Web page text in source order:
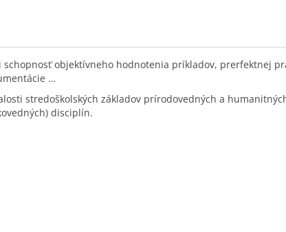
objektívneho hodnotenia príkladov, prerfektnej
…
stredoškolských základov prírodovedných a
disciplín.